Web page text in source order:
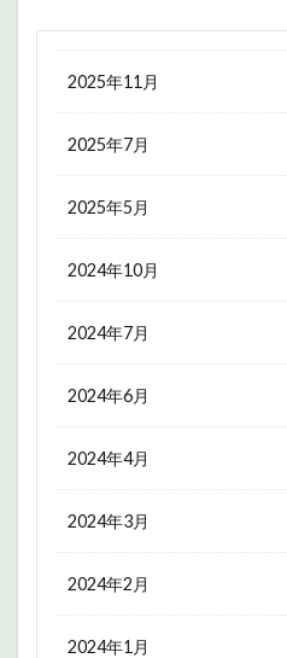
2025年11月
2025年7月
2025年5月
2024年10月
2024年7月
2024年6月
2024年4月
2024年3月
2024年2月
2024年1月